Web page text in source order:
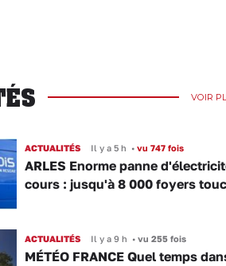
VOIR
ACTUALITÉS Il y a 5 h •vu 747 fois
ARLES Enorme panne
cours : jusqu'à 8 000 foyers
ACTUALITÉS Il y a 9 h •vu 255 fois
MÉTÉO FRANCE Quel temps